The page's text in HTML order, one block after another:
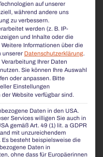
Mario Botta bildet
Symbiose aus Natur und
auf unserer
während andere uns
zu verbessern.
werden (z. B. IP-
und Inhalte oder die
Weitere Informationen über die
unserer Datenschutzerklärung.
Ihrer Daten
Sie können Ihre Auswahl
oder anpassen. Bitte
Einstellungen
Website verfügbar sind.
Daten in den USA.
Services willigen Sie auch in
gemäß Art. 49 (1) lit. a GDPR
mit unzureichendem
besteht beispielsweise die
Daten in
ohne dass für Europäerinnen